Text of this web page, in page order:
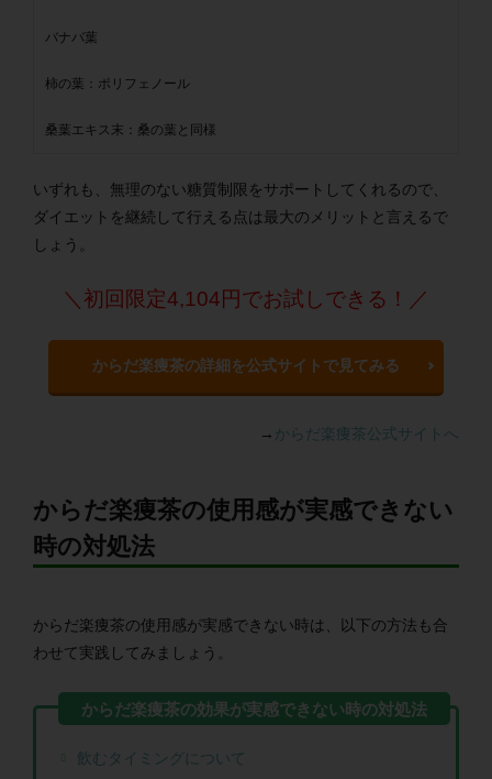
バナバ葉
柿の葉：ポリフェノール
桑葉エキス末：桑の葉と同様
いずれも、無理のない糖質制限をサポートしてくれるので、
ダイエットを継続して行える点は最大のメリットと言えるで
しょう。
＼初回限定4,104円でお試しできる！／
からだ楽痩茶の詳細を公式サイトで見てみる
→ からだ楽痩茶公式サイトへ
からだ楽痩茶の使用感が実感できない
時の対処法
からだ楽痩茶の使用感が実感できない時は、以下の方法も合
わせて実践してみましょう。
飲むタイミングについて